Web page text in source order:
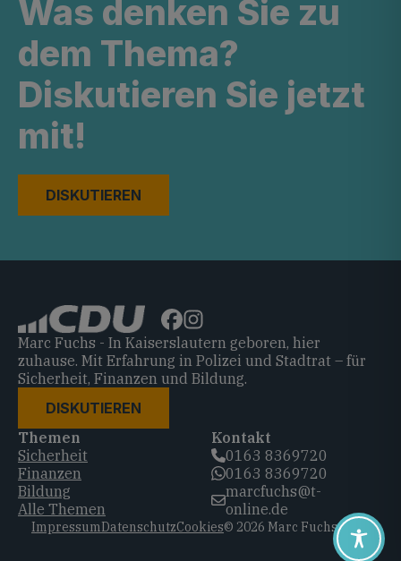
Was denken Sie zu
dem Thema?
Diskutieren Sie jetzt
mit!
DISKUTIEREN
Marc Fuchs - In Kaiserslautern geboren, hier
zuhause. Mit Erfahrung in Polizei und Stadtrat – für
Sicherheit, Finanzen und Bildung.
DISKUTIEREN
Themen
Sicherheit
Finanzen
Bildung
Alle Themen
Kontakt
0163 8369720‬
0163 8369720‬
marcfuchs@t-
online.de
ImpressumDatenschutzCookies© 2026 Marc Fuchs, CDU